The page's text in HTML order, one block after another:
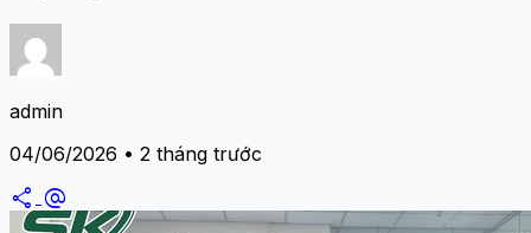
admin
04/06/2026 • 2 tháng trước
share alternate_email